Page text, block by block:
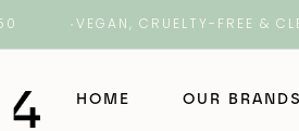
VEGAN, CRUELTY-FREE & CLEAN
HOME OUR BRANDS